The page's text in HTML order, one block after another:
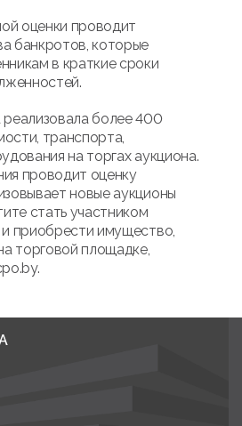
оценки проводит
банкротов, которые
в краткие сроки
более 400
транспорта,
на торгах аукциона.
проводит оценку
новые аукционы
стать участником
приобрести имущество,
торговой площадке,